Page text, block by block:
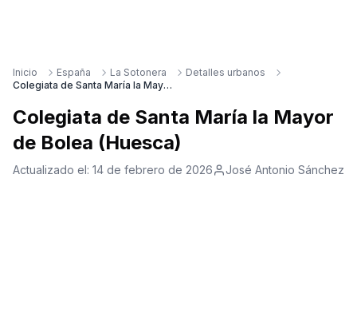
Inicio España La Sotonera
Detalles urbanos
Colegiata de Santa María la Mayor de Bolea (Huesca)
Colegiata de Santa María la Mayor
de Bolea (Huesca)
Actualizado el: 14 de febrero de 2026 José Antonio Sánchez